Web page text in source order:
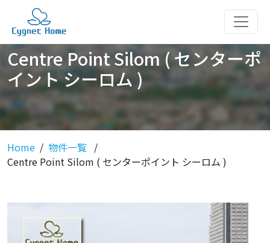
Centre Point Silom ( センターポ
イント シーロム )
Home
物件一覧
Centre Point Silom ( センターポイント シーロム )